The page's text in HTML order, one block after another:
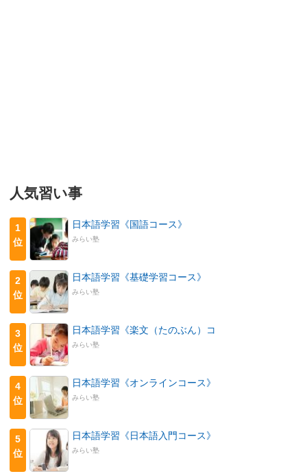
人気習い事
1
位
日本語学習《国語コース》
みらい塾
2
位
日本語学習《基礎学習コース》
みらい塾
3
位
日本語学習《楽文（たのぶん）コ
みらい塾
4
位
日本語学習《オンラインコース》
みらい塾
5
位
日本語学習《日本語入門コース》
みらい塾